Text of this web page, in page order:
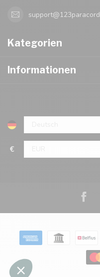
Kategorien
Informationen
€